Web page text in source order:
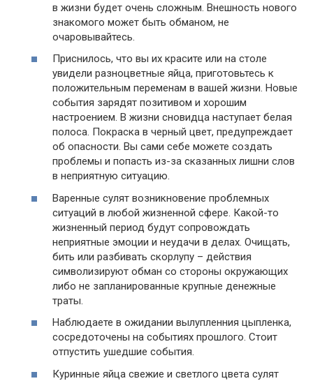
в жизни будет очень сложным. Внешность нового
знакомого может быть обманом, не
очаровывайтесь.
Приснилось, что вы их красите или на столе
увидели разноцветные яйца, приготовьтесь к
положительным переменам в вашей жизни. Новые
события зарядят позитивом и хорошим
настроением. В жизни сновидца наступает белая
полоса. Покраска в черный цвет, предупреждает
об опасности. Вы сами себе можете создать
проблемы и попасть из-за сказанных лишни слов
в неприятную ситуацию.
Варенные сулят возникновение проблемных
ситуаций в любой жизненной сфере. Какой-то
жизненный период будут сопровождать
неприятные эмоции и неудачи в делах. Очищать,
бить или разбивать скорлупу – действия
символизируют обман со стороны окружающих
либо не запланированные крупные денежные
траты.
Наблюдаете в ожидании вылупленния цыпленка,
сосредоточены на событиях прошлого. Стоит
отпустить ушедшие события.
Куринные яйца свежие и светлого цвета сулят